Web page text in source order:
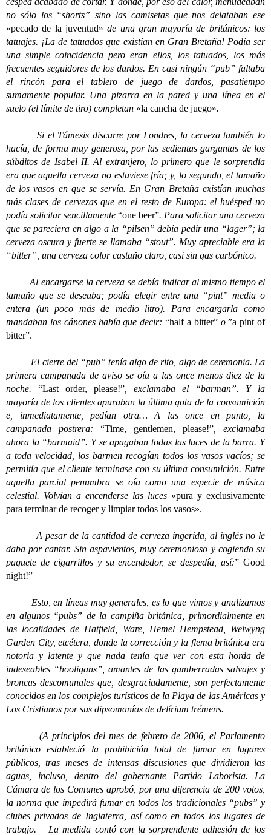
no sólo los “shorts” sino las camisetas que nos delataban ese
«pecado de la juventud» de una gran mayoría de británicos: los
tatuajes. ¡La de tatuados que existían en Gran Bretaña! Podía ser
una simple coincidencia pero eran ellos, los tatuados, los más
frecuentes seguidores de los dardos. En casi ningún “pub” faltaba
el rincón para el tablero de juego de dardos, pasatiempo
sumamente popular. Una pizarra en la pared y una línea en el
suelo (el límite de tiro) completan «la cancha de juego».
Si el Támesis discurre por Londres, la cerveza también lo
hacía, de forma muy generosa, por las sedientas gargantas de los
súbditos de Isabel II. Al extranjero, lo primero que le sorprendía
era que aquella cerveza no estuviese fría; y, lo segundo, el tamaño
de los vasos en que se servía. En Gran Bretaña existían muchas
más clases de cervezas que en el resto de Europa: el huésped no
podía solicitar sencillamente “one beer”. Para solicitar una cerveza
que se pareciera en algo a la “pilsen” debía pedir una “lager”; la
cerveza oscura y fuerte se llamaba “stout”. Muy apreciable era la
“bitter”, una cerveza color castaño claro, casi sin gas carbónico.
Al encargarse la cerveza se debía indicar al mismo tiempo el
tamaño que se deseaba; podía elegir entre una “pint” media o
entera (un poco más de medio litro). Para encargarla como
mandaban los cánones había que decir: “half a bitter”o”a pint of
bitter”.
El cierre del “pub” tenía algo de rito, algo de ceremonia. La
primera campanada de aviso se oía a las once menos diez de la
noche. “Last order, please!” , exclamaba el “barman”. Y la
mayoría de los clientes apuraban la última gota de la consumición
e, inmediatamente, pedían otra… A las once en punto, la
campanada postrera: “Time, gentlemen, please!” , exclamaba
ahora la “barmaid”. Y se apagaban todas las luces de la barra. Y
a toda velocidad, los barmen recogían todos los vasos vacíos; se
permitía que el cliente terminase con su última consumición. Entre
aquella parcial penumbra se oía como una especie de música
celestial. Volvían a encenderse las luces «pura y exclusivamente
para terminar de recoger y limpiar todos los vasos».
A pesar de la cantidad de cerveza ingerida, al inglés no le
daba por cantar. Sin aspavientos, muy ceremonioso y cogiendo su
paquete de cigarrillos y su encendedor, se despedía, así:” Good
night!”
Esto, en líneas muy generales, es lo que vimos y analizamos
en algunos “pubs” de la campiña británica, primordialmente en
las localidades de Hatfield, Ware, Hemel Hempstead, Welwyng
Garden City, etcétera, donde la corrección y la flema británica era
notoria y latente y que nada tenía que ver con esta horda de
indeseables “hooligans”, amantes de las gamberradas salvajes y
broncas descomunales que, desgraciadamente, son perfectamente
conocidos en los complejos turísticos de la Playa de las Américas y
Los Cristianos por sus dipsomanías de delírium trémens.
(A principios del mes de febrero de 2006, el Parlamento
británico estableció la prohibición total de fumar en lugares
públicos, tras meses de intensas discusiones que dividieron las
aguas, incluso, dentro del gobernante Partido Laborista. La
Cámara de los Comunes aprobó, por una diferencia de 200 votos,
la norma que impedirá fumar en todos los tradicionales “pubs” y
clubes privados de Inglaterra, así como en todos los lugares de
trabajo.
La medida contó con la sorprendente adhesión de los